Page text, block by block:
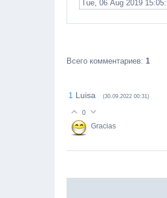
Tue, 06 Aug 2019
Всего комментариев:1
1 Luisa (30.09.2022 00:31)
0
Gracias